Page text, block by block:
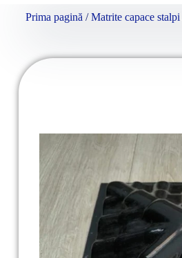
Prima pagină /Matrite capace stalpi